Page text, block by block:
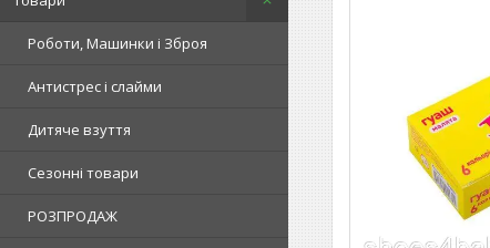
Роботи, Машинки і Зброя
Антистрес і слайми
Дитяче взуття
Сезонні товари
РОЗПРОДАЖ